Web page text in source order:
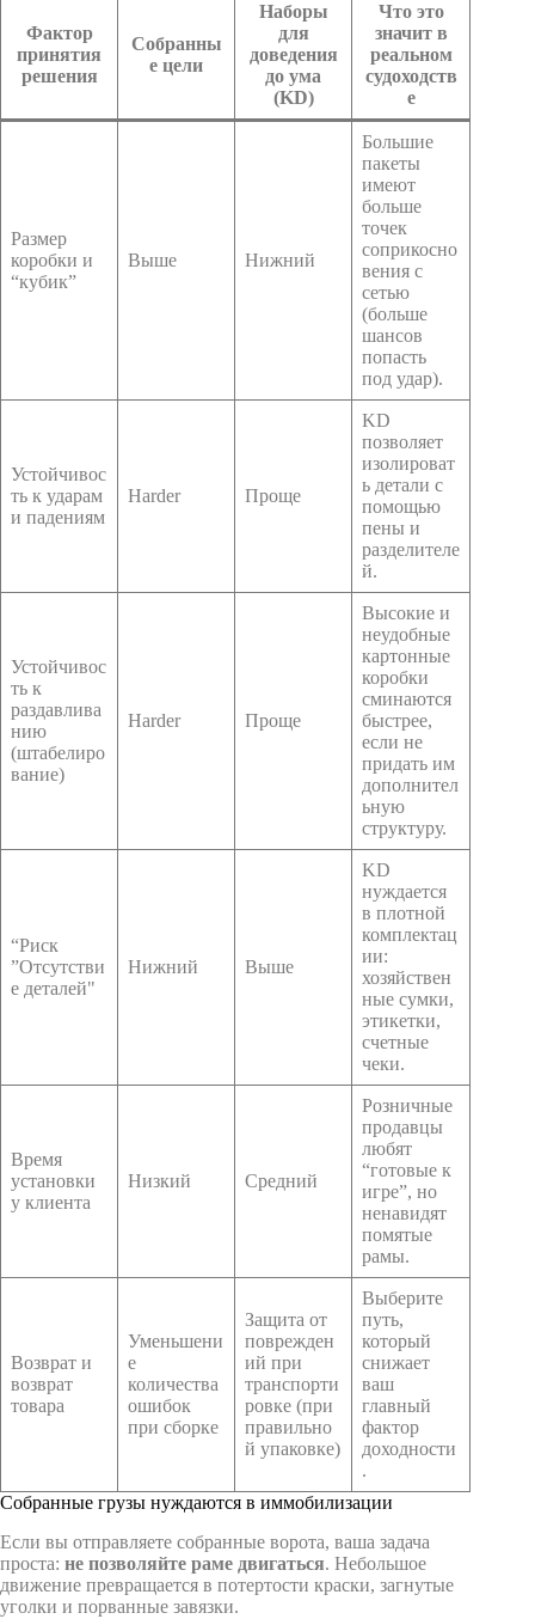
Фактор
принятия
решения
Собранны
е цели
Наборы
для
доведения
до ума
(KD)
Что это
значит в
реальном
судоходств
е
Размер
коробки и
“кубик”
Выше Нижний
Большие
пакеты
имеют
больше
точек
соприкосно
вения с
сетью
(больше
шансов
попасть
под удар).
Устойчивос
ть к ударам
и падениям
Harder Проще
KD
позволяет
изолироват
ь детали с
помощью
пены и
разделителе
й.
Устойчивос
ть к
раздавлива
нию
(штабелиро
вание)
Harder Проще
Высокие и
неудобные
картонные
коробки
сминаются
быстрее,
если не
придать им
дополнител
ьную
структуру.
“Риск
”Отсутстви
е деталей"
Нижний Выше
KD
нуждается
в плотной
комплектац
ии:
хозяйствен
ные сумки,
этикетки,
счетные
чеки.
Время
установки
у клиента
Низкий Средний
Розничные
продавцы
любят
“готовые к
игре”, но
ненавидят
помятые
рамы.
Возврат и
возврат
товара
Уменьшени
е
количества
ошибок
при сборке
Защита от
поврежден
ий при
транспорти
ровке (при
правильно
й упаковке)
Выберите
путь,
который
снижает
ваш
главный
фактор
доходности
.
Собранные грузы нуждаются в иммобилизации
Если вы отправляете собранные ворота, ваша задача
проста: не позволяйте раме двигаться. Небольшое
движение превращается в потертости краски, загнутые
уголки и порванные завязки.